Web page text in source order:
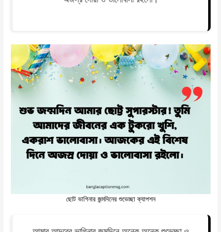
ছোট ভাগিনার জন্মদিনের শুভেচ্ছা ক্যাপশন